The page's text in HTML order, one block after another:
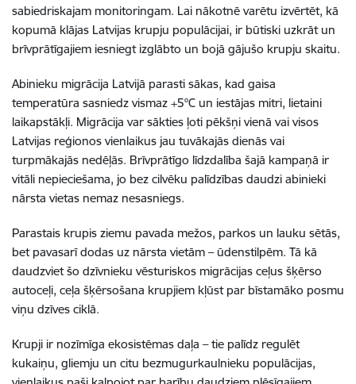
sabiedriskajam monitoringam. Lai nākotnē varētu izvērtēt, kā
kopumā klājas Latvijas krupju populācijai, ir būtiski uzkrāt un
brīvprātīgajiem iesniegt izglābto un bojā gājušo krupju skaitu.
Abinieku migrācija Latvijā parasti sākas, kad gaisa
temperatūra sasniedz vismaz +5°C un iestājas mitri, lietaini
laikapstākļi. Migrācija var sākties ļoti pēkšņi vienā vai visos
Latvijas reģionos vienlaikus jau tuvākajās dienās vai
turpmākajās nedēļās. Brīvprātīgo līdzdalība šajā kampaņā ir
vitāli nepieciešama, jo bez cilvēku palīdzības daudzi abinieki
nārsta vietas nemaz nesasniegs.
Parastais krupis ziemu pavada mežos, parkos un lauku sētās,
bet pavasarī dodas uz nārsta vietām – ūdenstilpēm. Tā kā
daudzviet šo dzīvnieku vēsturiskos migrācijas ceļus šķērso
autoceļi, ceļa šķērsošana krupjiem kļūst par bīstamāko posmu
viņu dzīves ciklā.
Krupji ir nozīmīga ekosistēmas daļa – tie palīdz regulēt
kukaiņu, gliemju un citu bezmugurkaulnieku populācijas,